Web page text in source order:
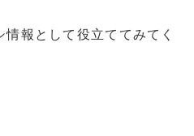
報として役立ててみてく